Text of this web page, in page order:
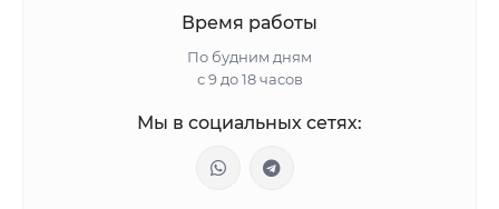
Время работы
По будним дням
с 9 до 18 часов
Мы в социальных сетях: